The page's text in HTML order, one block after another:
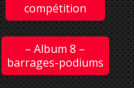
compétition
– Album 8 –
barrages-podiums